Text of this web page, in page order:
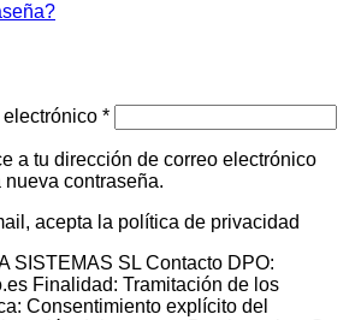
*Obligatorio
a tu dirección de correo electrónico
contraseña.
acepta la política de privacidad
SISTEMAS SL Contacto DPO:
Finalidad: Tramitación de los
Consentimiento explícito del